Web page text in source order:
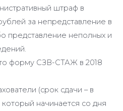
штраф в
за непредставление в
представление неполных и
форму СЗВ-СТАЖ в 2018
(срок сдачи – в
начинается со дня